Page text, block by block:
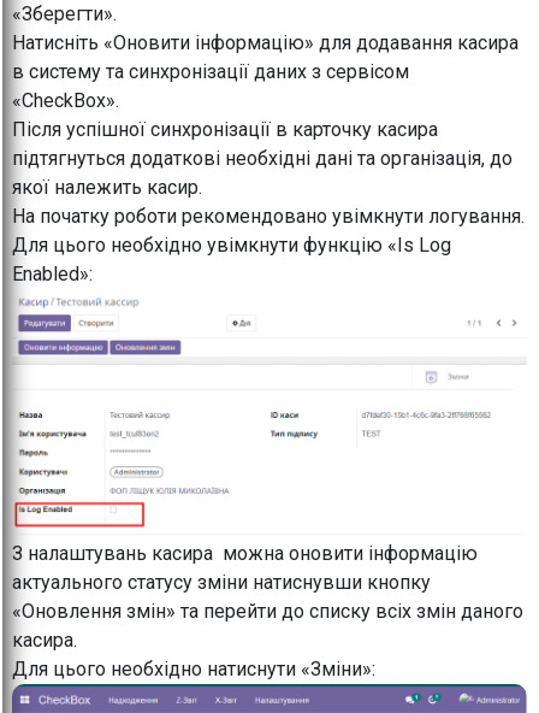
«Зберегти».
Натисніть «Оновити інформацію» для додавання касира
в систему та синхронізації даних з сервісом
«CheckBox».
Після успішної синхронізації в карточку касира
підтягнуться додаткові необхідні дані та організація, до
якої належить касир.
На початку роботи рекомендовано увімкнути логування.
Для цього необхідно увімкнути функцію «Is Log
Enabled»:
З налаштувань касира можна оновити інформацію
актуального статусу зміни натиснувши кнопку
«Оновлення змін» та перейти до списку всіх змін даного
касира.
Для цього необхідно натиснути «Зміни»: